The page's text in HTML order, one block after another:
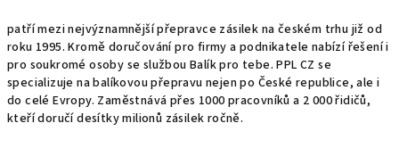
patří mezi nejvýznamnější přepravce zásilek na českém trhu již od
roku 1995. Kromě doručování pro firmy a podnikatele nabízí řešení i
pro soukromé osoby se službou Balík pro tebe. PPL CZ se
specializuje na balíkovou přepravu nejen po České republice, ale i
do celé Evropy. Zaměstnává přes 1000 pracovníků a 2 000 řidičů,
kteří doručí desítky milionů zásilek ročně.